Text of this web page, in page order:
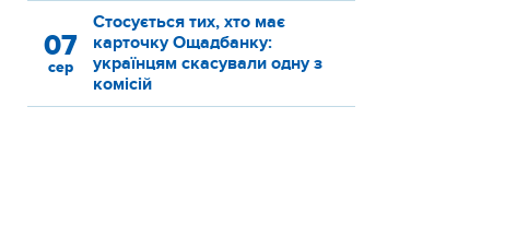
07
сер
Стосується тих, хто має
карточку Ощадбанку:
українцям скасували одну з
комісій